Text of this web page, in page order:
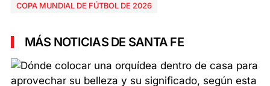
COPA MUNDIAL DE FÚTBOL DE 2026
MÁS NOTICIAS DE SANTA FE